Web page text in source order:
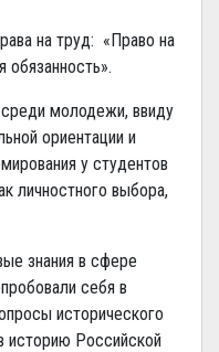
на труд: «Право на
среди молодежи, ввиду
ориентации и
у студентов
личностного выбора,
знания в сфере
себя в
исторического
историю Российской